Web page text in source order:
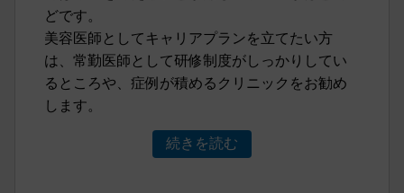
どです。
美容医師としてキャリアプランを立てたい方
は、常勤医師として研修制度がしっかりしてい
るところや、症例が積めるクリニックをお勧め
します。
続きを読む